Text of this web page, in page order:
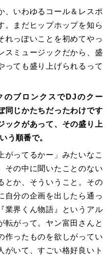
、いわゆるコール＆レスポ
。まだヒップホップを知ら
れっぽいことを初めてやっ
スミュージックだから、盛
っても盛り上げられるって
ブロンクスでDJのクー
同じかたちだったわけです
ックがあって、その盛り上
う順番で。
がってるかー」みたいなこ
その中に聞いたことのない
とか、そういうこと。その
自分の企画を出したら通っ
業界くん物語』というアル
転がって。ヤン富田さんと
作ったものを欲しがってい
がいて、すごい格好良いト